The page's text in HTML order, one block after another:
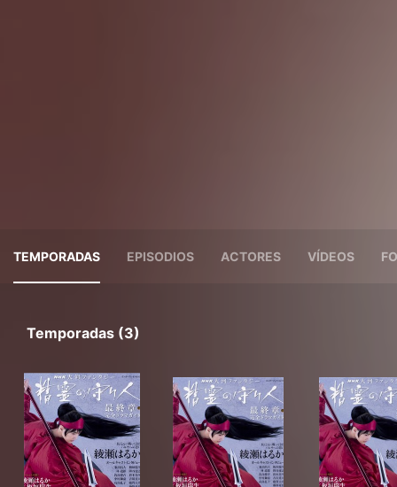
TEMPORADAS EPISODIOS ACTORES VÍDEOS
Temporadas (3)